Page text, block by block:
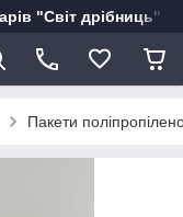
"Світ дрібниць"
Пакети